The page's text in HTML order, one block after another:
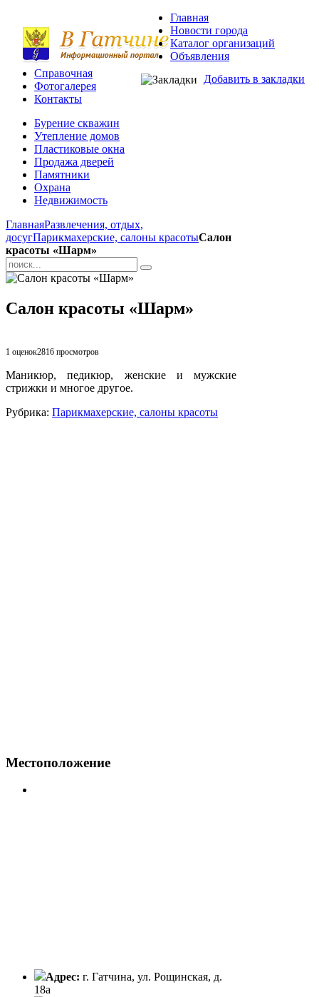
Добавить в закладки
Главная
Новости города
Каталог организаций
Объявления
Справочная
Фотогалерея
Контакты
Бурение скважин
Утепление домов
Пластиковые окна
Продажа дверей
Памятники
Охрана
Недвижимость
ГлавнаяРазвлечения, отдых,
досугПарикмахерские, салоны красотыСалон
красоты «Шарм»
Салон красоты «Шарм»
1 оценок2816 просмотров
Маникюр, педикюр, женские и мужские
стрижки и многое другое.
Рубрика: Парикмахерские, салоны красоты
Местоположение
Адрес: г. Гатчина, ул. Рощинская, д.
18а